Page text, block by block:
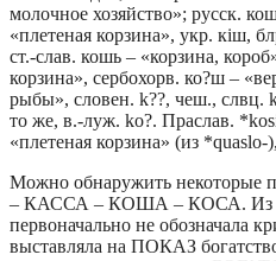
молочное хозяйство»; русск.
«плетеная корзина», укр. кiш,
ст.-слав. кошь – «корзина,
корзина», сербохорв. ко?ш –
рыбы», словен. k??, чеш., слвц.
то же, в.-луж. kо?. Праслав.
«плетеная корзина» (из
Можно обнаружить некоторые
– КАССА – КОША – КОСА. Из
первоначально не обозначала
выставляла на ПОКАЗ